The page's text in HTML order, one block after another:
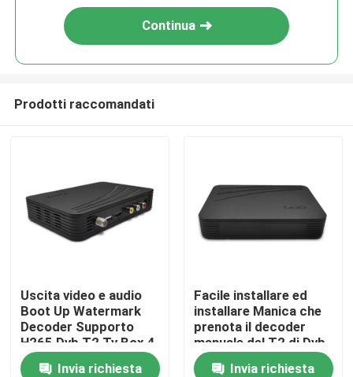
Casa
Continua
Prodotti raccomandati
Uscita video e audio
Boot Up Watermark
Decoder Supporto
H265 Dvb T2 Tv Box 4
3/16 9 Aspect Ratio
Invia richiesta
Facile installare ed
installare Manica che
prenota il decoder
manuale del T2 di Dvb
di ricerca
Invia richiesta